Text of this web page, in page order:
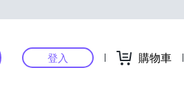
登入 購物車